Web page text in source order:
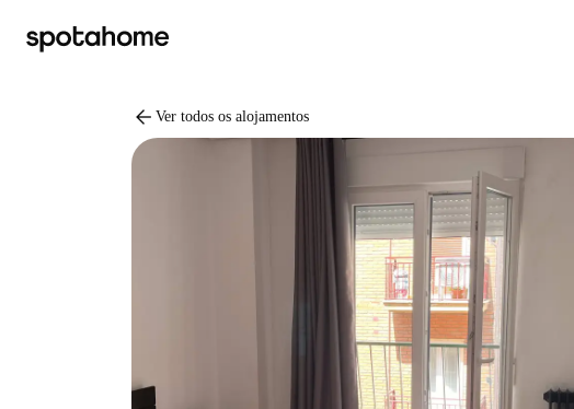
arrow_back Ver todos os alojamentos